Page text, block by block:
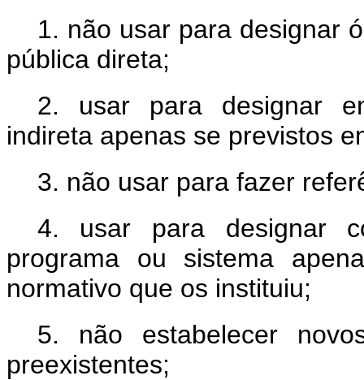
1. não usar para designar
pública direta;
2. usar para designar
indireta apenas se previstos
3. não usar para fazer
4. usar para designar
programa ou sistema
normativo que os instituiu;
5. não estabelecer
preexistentes;